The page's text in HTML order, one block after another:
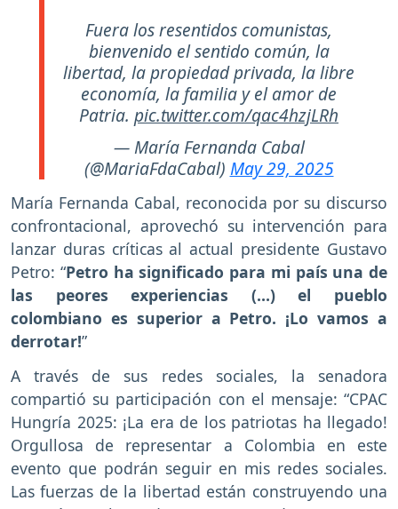
Fuera los resentidos comunistas,
bienvenido el sentido común, la
libertad, la propiedad privada, la libre
economía, la familia y el amor de
Patria. pic.twitter.com/qac4hzjLRh
— María Fernanda Cabal
(@MariaFdaCabal) May 29, 2025
María Fernanda Cabal, reconocida por su discurso
confrontacional, aprovechó su intervención para
lanzar duras críticas al actual presidente Gustavo
Petro: “Petro ha significado para mi país una de
las peores experiencias (…) el pueblo
colombiano es superior a Petro. ¡Lo vamos a
derrotar!”
A través de sus redes sociales, la senadora
compartió su participación con el mensaje: “CPAC
Hungría 2025: ¡La era de los patriotas ha llegado!
Orgullosa de representar a Colombia en este
evento que podrán seguir en mis redes sociales.
Las fuerzas de la libertad están construyendo una